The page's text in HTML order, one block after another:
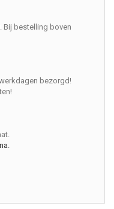
Bij bestelling boven
bezorgd!